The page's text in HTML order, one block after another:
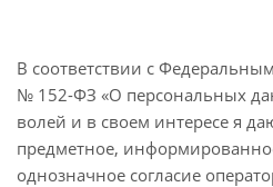
В соответствии с
№ 152-ФЗ «О персональных
волей и в своем интересе я
предметное,
однозначное согласие